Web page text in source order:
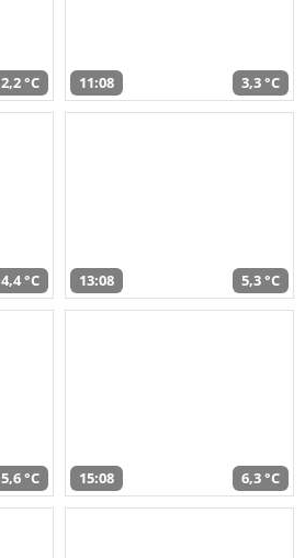
2,2 °C 11:08 3,3 °C
4,4 °C 13:08 5,3 °C
5,6 °C 15:08 6,3 °C